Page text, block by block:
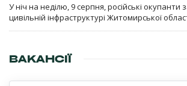
У ніч на неділю, 9 серпня, російські окупанти
цивільній інфраструктурі Житомирської
ВАКАНСІЇ